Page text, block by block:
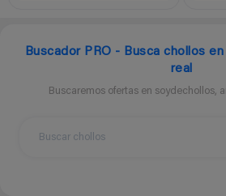
Buscador PRO - Busca chollos
real
Buscaremos ofertas en soydechollos,